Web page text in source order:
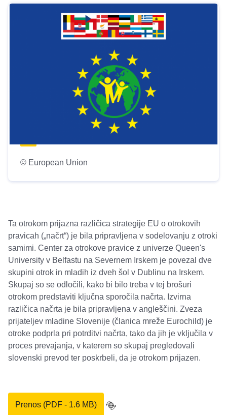
Ta otrokom prijazna različica strategije EU o otrokovih
pravicah („načrt“) je bila pripravljena v sodelovanju z otroki
samimi. Center za otrokove pravice z univerze Queen's
University v Belfastu na Severnem Irskem je povezal dve
skupini otrok in mladih iz dveh šol v Dublinu na Irskem.
Skupaj so se odločili, kako bi bilo treba v tej brošuri
otrokom predstaviti ključna sporočila načrta. Izvirna
različica načrta je bila pripravljena v angleščini. Zveza
prijateljev mladine Slovenije (članica mreže Eurochild) je
otroke podprla pri potrditvi načrta, tako da jih je vključila v
proces prevajanja, v katerem so skupaj pregledovali
slovenski prevod ter poskrbeli, da je otrokom prijazen.
Prenos (PDF - 1.6 MB)
© European Union